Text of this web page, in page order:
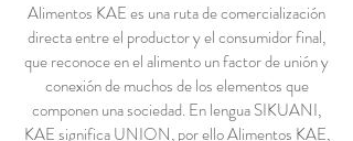
Alimentos KAE es una ruta de comercialización
directa entre el productor y el consumidor final,
que reconoce en el alimento un factor de unión y
conexión de muchos de los elementos que
componen una sociedad. En lengua SIKUANI,
KAE significa UNION, por ello Alimentos KAE,